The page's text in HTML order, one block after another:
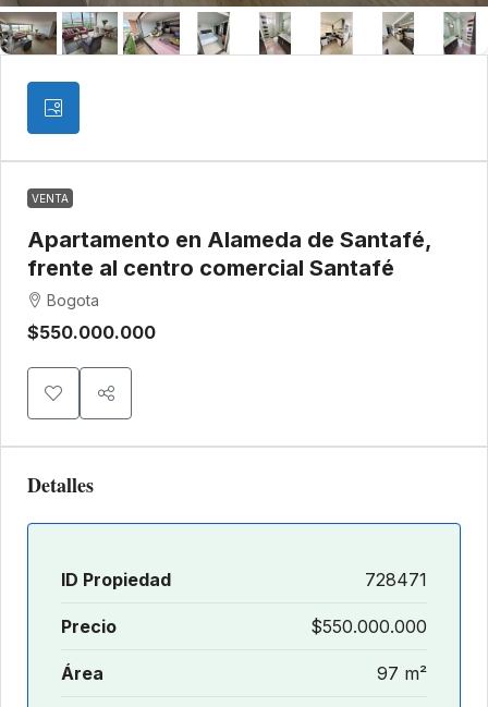
VENTA
Apartamento en Alameda de Santafé,
frente al centro comercial Santafé
Bogota
$550.000.000
Detalles
ID Propiedad 728471
Precio $550.000.000
Área 97 m²